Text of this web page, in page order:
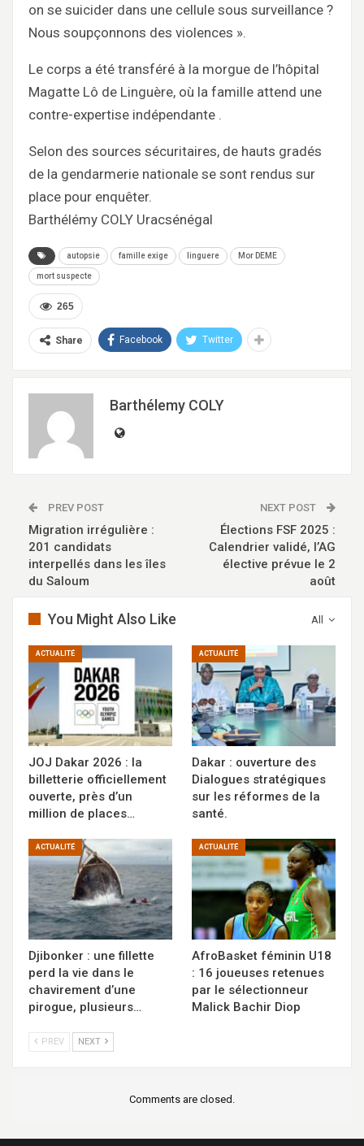
on se suicider dans une cellule sous surveillance ?
Nous soupçonnons des violences ».
Le corps a été transféré à la morgue de l’hôpital
Magatte Lô de Linguère, où la famille attend une
contre-expertise indépendante .
Selon des sources sécuritaires, de hauts gradés
de la gendarmerie nationale se sont rendus sur
place pour enquêter.
Barthélémy COLY Uracsénégal
autopsie famille exige linguere Mor DEME
mort suspecte
265
Share Facebook Twitter
Barthélemy COLY
PREV POST
Migration irrégulière :
201 candidats
interpellés dans les îles
du Saloum
NEXT POST
Élections FSF 2025 :
Calendrier validé, l’AG
élective prévue le 2
août
All
You Might Also Like
ACTUALITÉ
JOJ Dakar 2026 : la
billetterie officiellement
ouverte, près d’un
million de places…
ACTUALITÉ
Dakar : ouverture des
Dialogues stratégiques
sur les réformes de la
santé.
ACTUALITÉ
Djibonker : une fillette
perd la vie dans le
chavirement d’une
pirogue, plusieurs…
ACTUALITÉ
AfroBasket féminin U18
: 16 joueuses retenues
par le sélectionneur
Malick Bachir Diop
PREV NEXT
Comments are closed.